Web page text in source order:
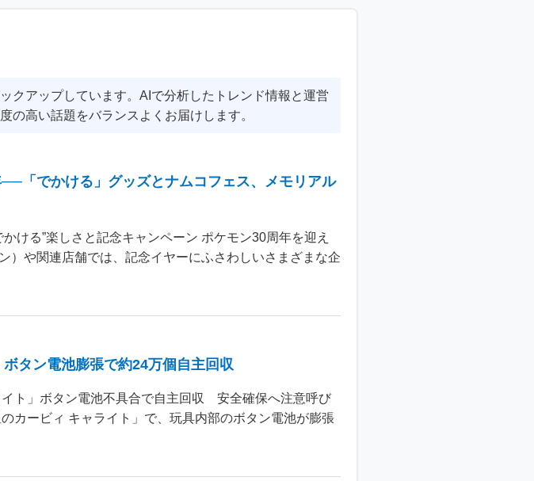
クアップしています。AIで分析したトレンド情報と運営
の高い話題をバランスよくお届けします。
「でかける」グッズとナムコフェス、メモリアル
ける”楽しさと記念キャンペーン ポケモン30周年を迎え
）や関連店舗では、記念イヤーにふさわしいさまざまな企
タン電池膨張で約24万個自主回収
ト」ボタン電池不具合で自主回収 安全確保へ注意呼び
カービィ キャライト」で、玩具内部のボタン電池が膨張